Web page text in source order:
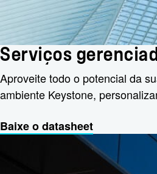
Serviços
Aproveite todo o potencial da
ambiente Keystone,
Baixe o datasheet